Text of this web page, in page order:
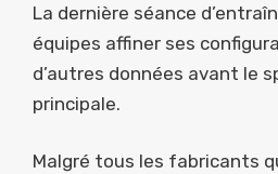
La dernière séance
équipes affiner ses
d’autres données avant le
principale.
Malgré tous les fabricants